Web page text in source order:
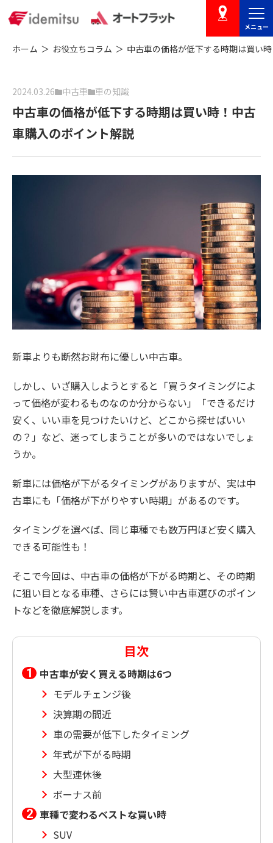
店舗を探す
メニュー
ホーム お役立ちコラム 中古車の価格が低下する時期は買い
2024.03.26 中古車 車の知識
中古車の価格が低下する時期は買い時！中古
車購入のポイント解説
新車よりも断然お財布に優しい中古車。
しかし、いざ購入しようとすると「買うタイミングによ
って価格が変わるものなのか分からない」「できるだけ
安く、いい車を見つけたいけど、どこから探せばいい
の？」など、迷ってしまうことが多いのではないでしょ
うか。
新車には価格が下がるタイミングがありますが、実は中
古車にも「価格が下がりやすい時期」があるのです。
タイミングを選べば、同じ車種でも数万円ほど安く購入
できる可能性も！
そこで今回は、中古車の価格が下がる時期と、その時期
に狙い目となる車種、さらには賢い中古車選びのポイン
トなどを徹底解説します。
目次
中古車が安く買える時期は6つ
モデルチェンジ後
決算期の間近
車の需要が低下したタイミング
年式が下がる時期
大型連休後
ボーナス前
車種で変わるベストな買い時
SUV